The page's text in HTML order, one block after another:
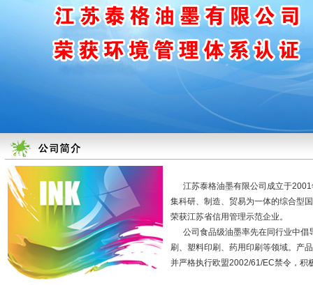
江苏泰格油墨有限公司成立于
集科研、制造、贸易为一体的综合型
荣获江苏省信用管理示范企业。
公司食品级油墨率先在同行业中倡
刷、塑料印刷、药用印刷等领域。产
并严格执行欧盟2002/61/EC禁令，积